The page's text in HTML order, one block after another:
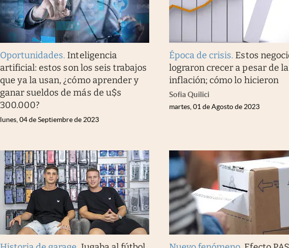
Oportunidades. Inteligencia
artificial: estos son los seis trabajos
que ya la usan, ¿cómo aprender y
ganar sueldos de más de u$s
300.000?
lunes, 04 de Septiembre de 2023
Época de crisis. Estos
lograron crecer a pesar de la
inflación; cómo lo hicieron
Sofia Quilici
martes, 01 de Agosto de 2023